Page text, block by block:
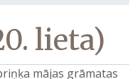
lieta)
mājas grāmatas